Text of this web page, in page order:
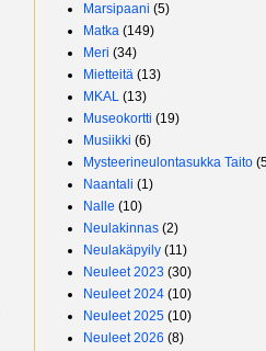
Marsipaani (5)
Matka (149)
Meri (34)
Mietteitä (13)
MKAL (13)
Museokortti (19)
Musiikki (6)
Mysteerineulontasukka Taito
Naantali (1)
Nalle (10)
Neulakinnas (2)
Neulakäpyily (11)
Neuleet 2023 (30)
Neuleet 2024 (10)
Neuleet 2025 (10)
Neuleet 2026 (8)